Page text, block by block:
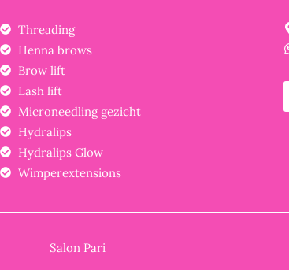
Threading
Henna brows
Brow lift
Lash lift
Microneedling gezicht
Hydralips
Hydralips Glow
Wimperextensions
Salon Pari